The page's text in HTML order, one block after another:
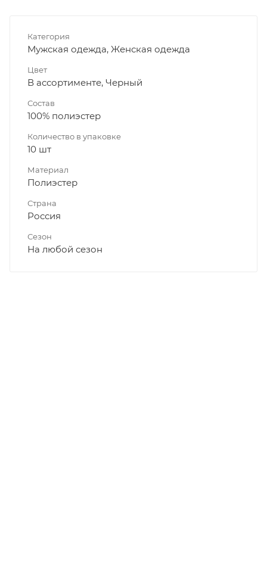
Категория
Мужская одежда, Женская одежда
Цвет
В ассортименте, Черный
Состав
100% полиэстер
Количество в упаковке
10 шт
Материал
Полиэстер
Страна
Россия
Сезон
На любой сезон